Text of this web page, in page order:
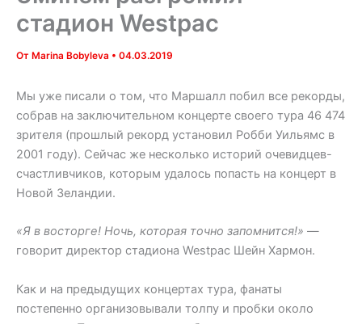
стадион Westpac
От Marina Bobyleva • 04.03.2019
Мы уже писали о том, что Маршалл побил все рекорды,
собрав на заключительном концерте своего тура 46 474
зрителя (прошлый рекорд установил Робби Уильямс в
2001 году). Сейчас же несколько историй очевидцев-
счастливчиков, которым удалось попасть на концерт в
Новой Зеландии.
«Я в восторге! Ночь, которая точно запомнится!» —
говорит директор стадиона Westpac Шейн Хармон.
Как и на предыдущих концертах тура, фанаты
постепенно организовывали толпу и пробки около